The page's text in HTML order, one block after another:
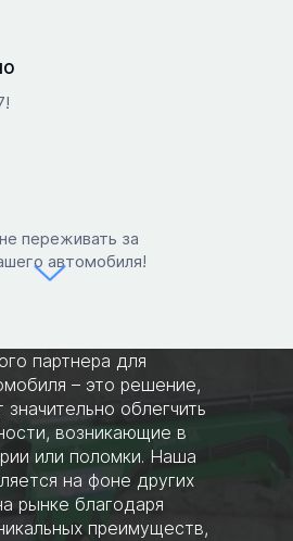
переживать за
автомобиля!
партнера для
– это решение,
облегчить
возникающие в
или поломки. Наша
на фоне других
рынке благодаря
преимуществ,